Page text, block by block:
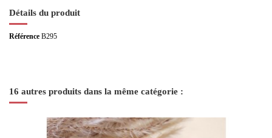
Détails du produit
Référence B295
16 autres produits dans la même catégorie :